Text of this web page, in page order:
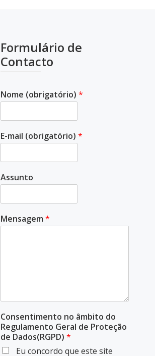
Formulário de
Contacto
Nome (obrigatório) *
E-mail (obrigatório) *
Assunto
Mensagem *
Consentimento no âmbito do
Regulamento Geral de Proteção
de Dados(RGPD) *
Eu concordo que este site